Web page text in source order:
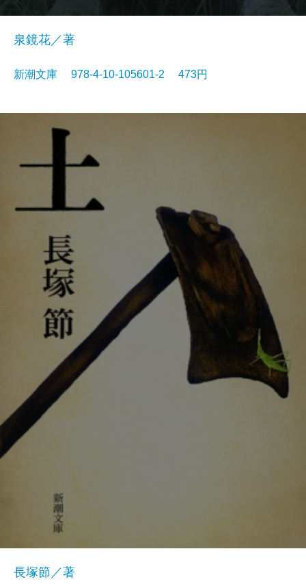
泉鏡花／著
新潮文庫 978-4-10-105601-2 473円
長塚節／著